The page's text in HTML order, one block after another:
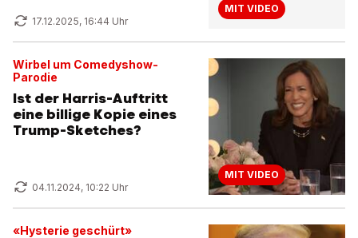
17.12.2025, 16:44 Uhr
MIT VIDEO
Wirbel um Comedyshow-
Parodie
Ist der Harris-Auftritt
eine billige Kopie eines
Trump-Sketches?
04.11.2024, 10:22 Uhr
MIT VIDEO
«Hysterie geschürt»